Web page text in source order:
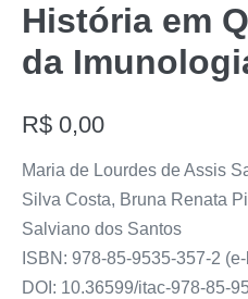
História em
da
R$ 0,00
Maria de Lourdes de Assis
Silva Costa, Bruna Renata
Salviano dos Santos
ISBN: 978-85-9535-357-2
DOI: 10.36599/itac-978-85-